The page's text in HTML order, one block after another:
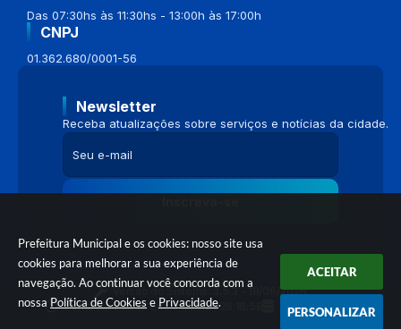
Prefeitura Municipal e os cookies: nosso site usa
cookies para melhorar a sua experiência de
navegação. Ao continuar você concorda com a
nossa Política de Cookies e Privacidade.
ACEITAR
PERSONALIZAR
Das 07:30hs às 11:30hs - 13:00h às 17:00h
CNPJ
01.362.680/0001-56
Newsletter
Receba atualizações sobre serviços e notícias da cidade.
Versão do Sistema:3.5.3 - 19/06/2026
Portal atualizado em:04/08/2026 16:58 Dados Abertos